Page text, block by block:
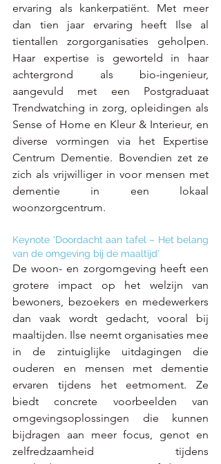
ervaring als kankerpatiënt. Met meer
dan tien jaar ervaring heeft Ilse al
tientallen zorgorganisaties geholpen.
Haar expertise is geworteld in haar
achtergrond als bio-ingenieur,
aangevuld met een Postgraduaat
Trendwatching in zorg, opleidingen als
Sense of Home en Kleur & Interieur, en
diverse vormingen via het Expertise
Centrum Dementie. Bovendien zet ze
zich als vrijwilliger in voor mensen met
dementie in een lokaal
woonzorgcentrum.
Keynote ‘Doordacht aan tafel – Het belang
van de omgeving bij de maaltijd’
De woon- en zorgomgeving heeft een
grotere impact op het welzijn van
bewoners, bezoekers en medewerkers
dan vaak wordt gedacht, vooral bij
maaltijden. Ilse neemt organisaties mee
in de zintuiglijke uitdagingen die
ouderen en mensen met dementie
ervaren tijdens het eetmoment. Ze
biedt concrete voorbeelden van
omgevingsoplossingen die kunnen
bijdragen aan meer focus, genot en
zelfredzaamheid tijdens